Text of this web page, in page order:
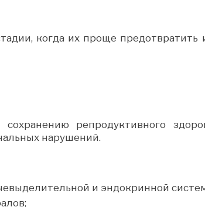
когда их проще предотвратить
репродуктивного
нарушений.
и эндокринной